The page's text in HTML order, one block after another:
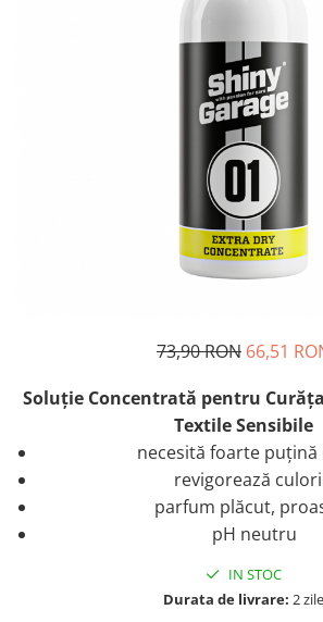
73,90 RON 66,51
Soluţie Concentrată pentru
Textile Sensibile
necesită foarte puțină
revigorează
parfum plăcut,
pH neutru
IN STOC
Durata de livrare: 2 zile